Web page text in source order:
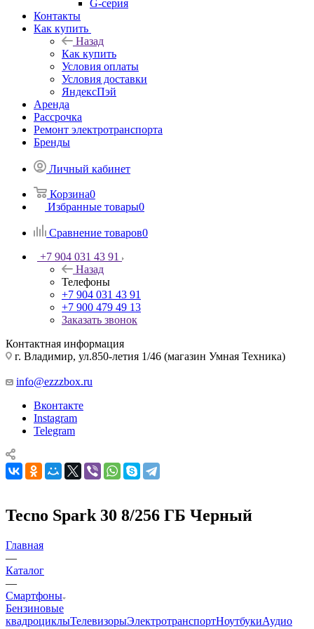
G-серия
Контакты
Как купить
Назад
Как купить
Условия оплаты
Условия доставки
ЯндексПэй
Аренда
Рассрочка
Ремонт электротранспорта
Бренды
Личный кабинет
Корзина0
Избранные товары0
Сравнение товаров0
+7 904 031 43 91
Назад
Телефоны
+7 904 031 43 91
+7 900 479 49 13
Заказать звонок
Контактная информация
г. Владимир, ул.850-летия 1/46 (магазин Умная Техника)
info@ezzzbox.ru
Вконтакте
Instagram
Telegram
Tecno Spark 30 8/256 ГБ Черный
Главная
—
Каталог
—
Смартфоны
Бензиновые
квадроциклыТелевизорыЭлектротранспортНоутбукиАудио